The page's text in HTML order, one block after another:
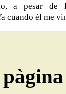
a pesar de
cuando él me